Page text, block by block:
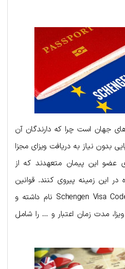
جهان است چرا که دارندگان آن
کشور اروپایی بدون نیاز به دریافت ویزای مجزا
عضو این پیمان متعهدند که از
این زمینه پیروی کنند. قوانین
Schengen Visa Code نام داشته و
مدت زمان اعتبار و … را شامل